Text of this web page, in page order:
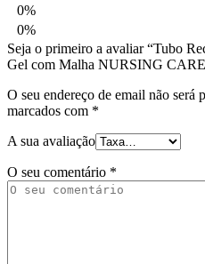
0%
0%
Seja o primeiro a avaliar “Tubo
Gel com Malha NURSING
O seu endereço de email não será
marcados com *
A sua avaliação
O seu comentário *